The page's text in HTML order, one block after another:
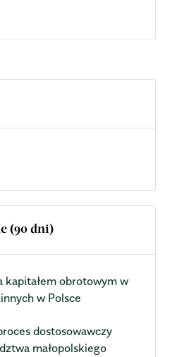
(90 dni)
kapitałem obrotowym w
w Polsce
dostosowawczy
małopolskiego